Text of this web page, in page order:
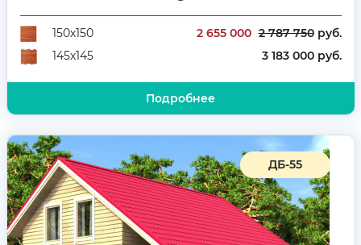
Количество комнат
3
150х150
2 655 000 2 787 750руб.
145х145
3 183 000 руб.
Подробнее
ДБ-55